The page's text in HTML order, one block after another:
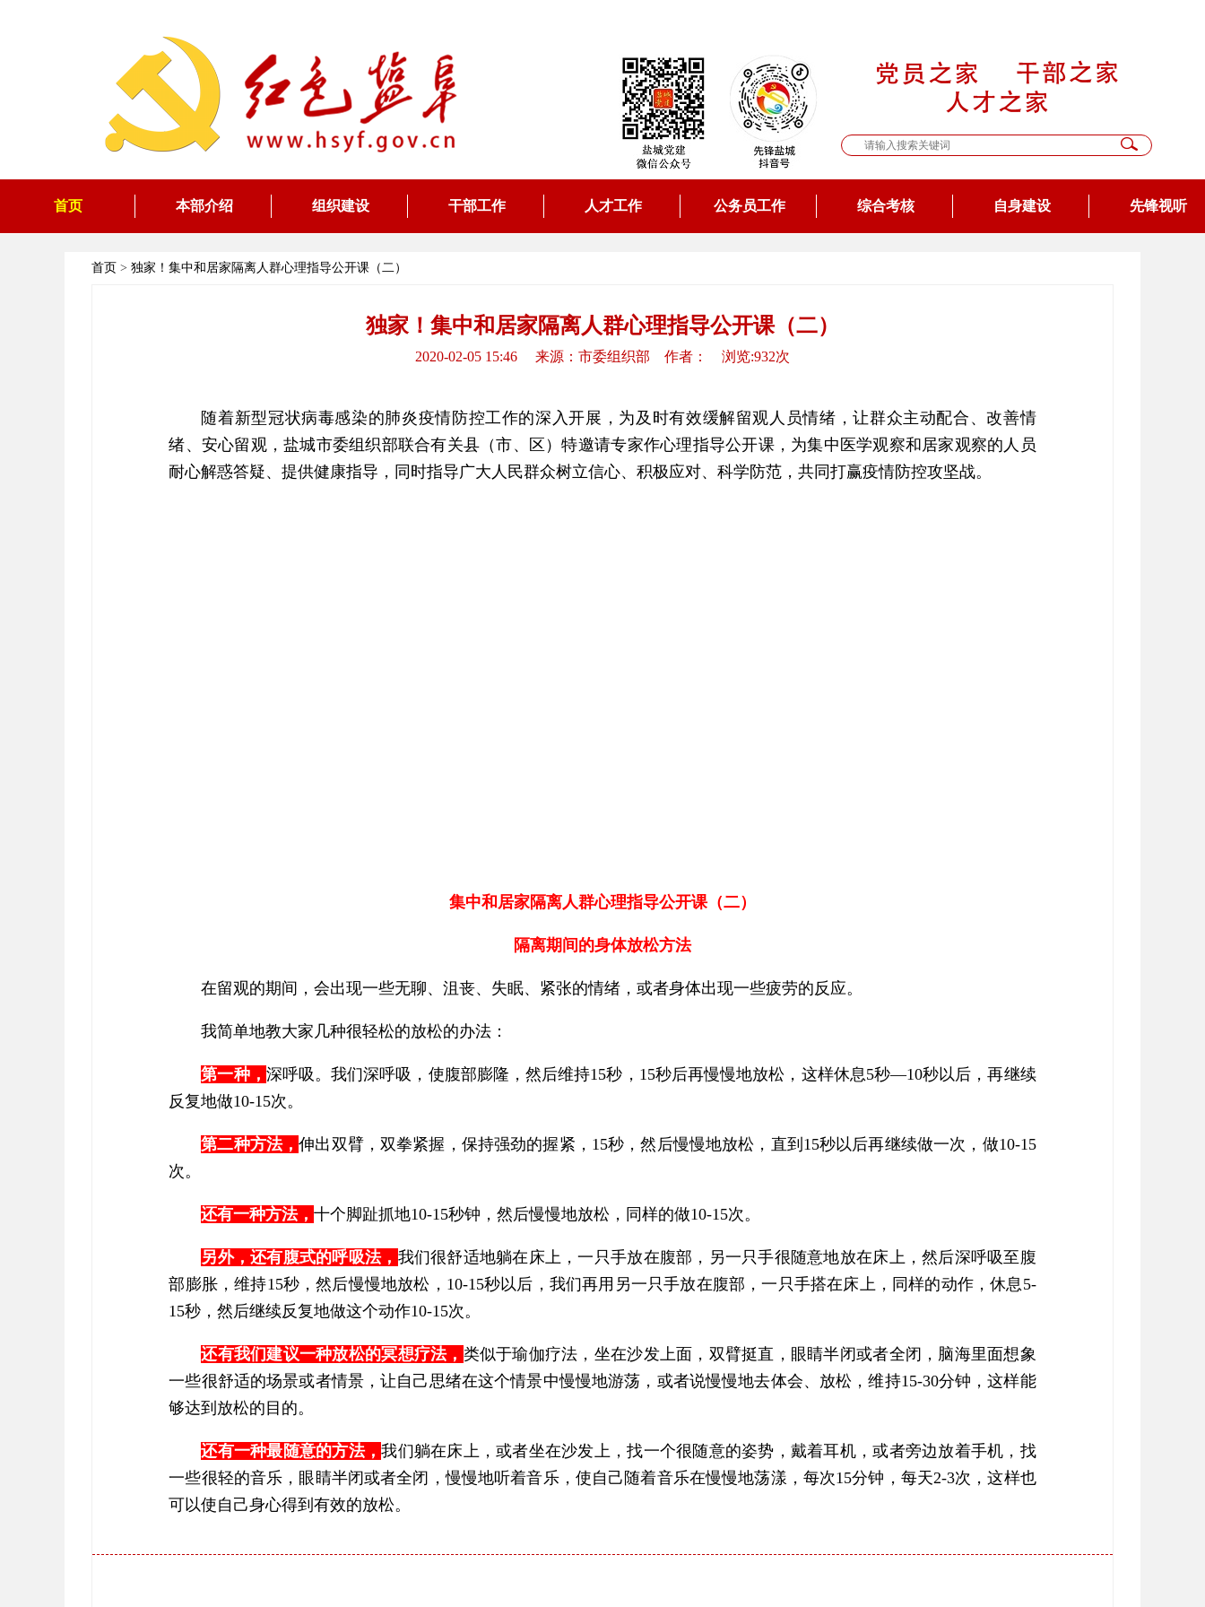
首页 本部介绍 组织建设 干部工作 人才工作 公务员工作 综合考核 自身建设 先锋视听
首页 > 独家！集中和居家隔离人群心理指导公开课（二）
独家！集中和居家隔离人群心理指导公开课（二）
2020-02-05 15:46 来源：市委组织部 作者： 浏览:932次
随着新型冠状病毒感染的肺炎疫情防控工作的深入开展，为及时有效缓解留观人员情绪，让群众主动配合、改善情
绪、安心留观，盐城市委组织部联合有关县（市、区）特邀请专家作心理指导公开课，为集中医学观察和居家观察的人员
耐心解惑答疑、提供健康指导，同时指导广大人民群众树立信心、积极应对、科学防范，共同打赢疫情防控攻坚战。
集中和居家隔离人群心理指导公开课（二）
隔离期间的身体放松方法
在留观的期间，会出现一些无聊、沮丧、失眠、紧张的情绪，或者身体出现一些疲劳的反应。
我简单地教大家几种很轻松的放松的办法：
第一种， 深呼吸。我们深呼吸，使腹部膨隆，然后维持15秒，15秒后再慢慢地放松，这样休息5秒—10秒以后，再继续
反复地做10-15次。
第二种方法，伸出双臂，双拳紧握，保持强劲的握紧，15秒，然后慢慢地放松，直到15秒以后再继续做一次，做10-15
次。
还有一种方法，十个脚趾抓地10-15秒钟，然后慢慢地放松，同样的做10-15次。
另外，还有腹式的呼吸法， 我们很舒适地躺在床上，一只手放在腹部，另一只手很随意地放在床上，然后深呼吸至腹
部膨胀，维持15秒，然后慢慢地放松，10-15秒以后，我们再用另一只手放在腹部，一只手搭在床上，同样的动作，休息5-
15秒，然后继续反复地做这个动作10-15次。
还有我们建议一种放松的冥想疗法， 类似于瑜伽疗法，坐在沙发上面，双臂挺直，眼睛半闭或者全闭，脑海里面想象
一些很舒适的场景或者情景，让自己思绪在这个情景中慢慢地游荡，或者说慢慢地去体会、放松，维持15-30分钟，这样能
够达到放松的目的。
还有一种最随意的方法，我们躺在床上，或者坐在沙发上，找一个很随意的姿势，戴着耳机，或者旁边放着手机，找
一些很轻的音乐，眼睛半闭或者全闭，慢慢地听着音乐，使自己随着音乐在慢慢地荡漾，每次15分钟，每天2-3次，这样也
可以使自己身心得到有效的放松。